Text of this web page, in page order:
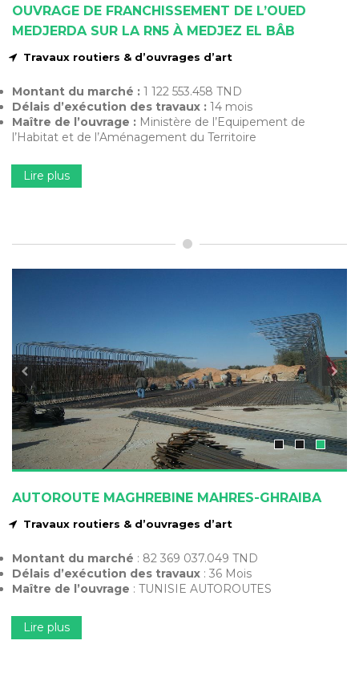
OUVRAGE DE FRANCHISSEMENT DE L’OUED
MEDJERDA SUR LA RN5 À MEDJEZ EL BÂB
Travaux routiers & d’ouvrages d’art
Montant du marché : 1 122 553.458 TND
Délais d’exécution des travaux : 14 mois
Maître de l’ouvrage : Ministère de l’Equipement de
l’Habitat et de l’Aménagement du Territoire
Lire plus
AUTOROUTE MAGHREBINE MAHRES-GHRAIBA
Travaux routiers & d’ouvrages d’art
Montant du marché : 82 369 037.049 TND
Délais d’exécution des travaux : 36 Mois
Maître de l’ouvrage : TUNISIE AUTOROUTES
Lire plus